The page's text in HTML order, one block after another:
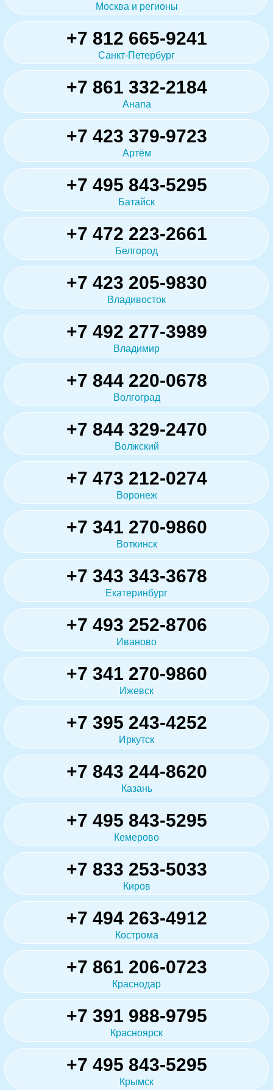
Москва и регионы
+7 812 665-9241
Санкт-Петербург
+7 861 332-2184
Анапа
+7 423 379-9723
Артём
+7 495 843-5295
Батайск
+7 472 223-2661
Белгород
+7 423 205-9830
Владивосток
+7 492 277-3989
Владимир
+7 844 220-0678
Волгоград
+7 844 329-2470
Волжский
+7 473 212-0274
Воронеж
+7 341 270-9860
Воткинск
+7 343 343-3678
Екатеринбург
+7 493 252-8706
Иваново
+7 341 270-9860
Ижевск
+7 395 243-4252
Иркутск
+7 843 244-8620
Казань
+7 495 843-5295
Кемерово
+7 833 253-5033
Киров
+7 494 263-4912
Кострома
+7 861 206-0723
Краснодар
+7 391 988-9795
Красноярск
+7 495 843-5295
Крымск